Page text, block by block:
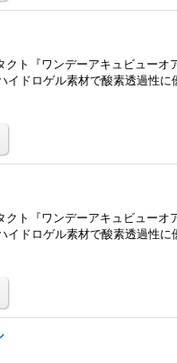
ト『ワンデーアキュビューオ
イドロゲル素材で酸素透過性に
ト『ワンデーアキュビューオ
イドロゲル素材で酸素透過性に